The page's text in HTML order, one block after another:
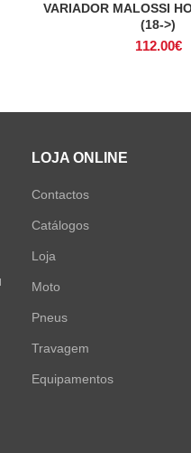
ADICIONAR
VARIADOR MALOSSI
(18->)
112.00€
LOJA ONLINE
Contactos
Catálogos
Loja
Moto
Pneus
Travagem
Equipamentos